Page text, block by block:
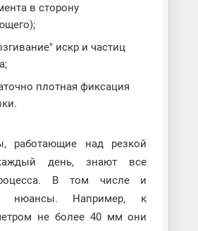
в сторону
искр и частиц
плотная фиксация
работающие над резкой
день, знают все
В том числе и
нюансы. Например, к
не более 40 мм они